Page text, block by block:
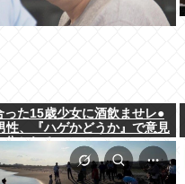
った15歳少女に酒飲ませレ●
性、『ハゲかどうか』で意見
分かれる